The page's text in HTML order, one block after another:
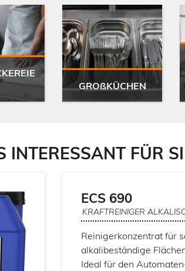
GROßKÜCHEN
INTERESSANT FÜR
ECS 690
KRAFTREINIGER
Reinigerkonzentrat für
alkalibeständige
Ideal für den